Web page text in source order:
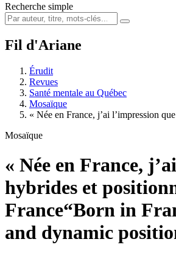
Recherche simple
Fil d'Ariane
Érudit
Revues
Santé mentale au Québec
Mosaïque
« Née en France, j’ai l’impression
Mosaïque
« Née en France,
hybrides et
France“Born in
and dynamic